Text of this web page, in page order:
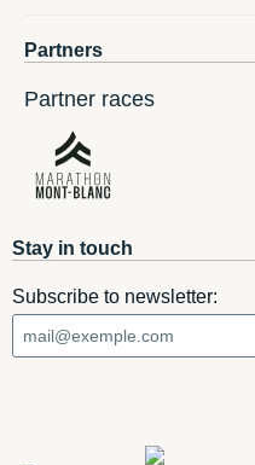
Partners
Partner races
Stay in touch
Subscribe to newsletter: